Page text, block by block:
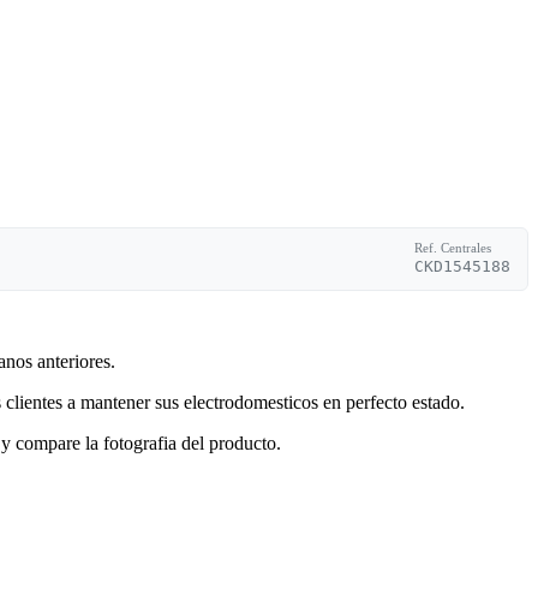
Ref. Centrales
CKD1545188
anteriores.
a mantener sus electrodomesticos en perfecto estado.
compare la fotografia del producto.